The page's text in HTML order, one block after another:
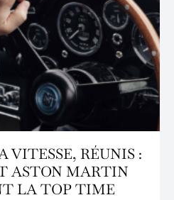
VITESSE, RÉUNIS :
ASTON MARTIN
LA TOP TIME